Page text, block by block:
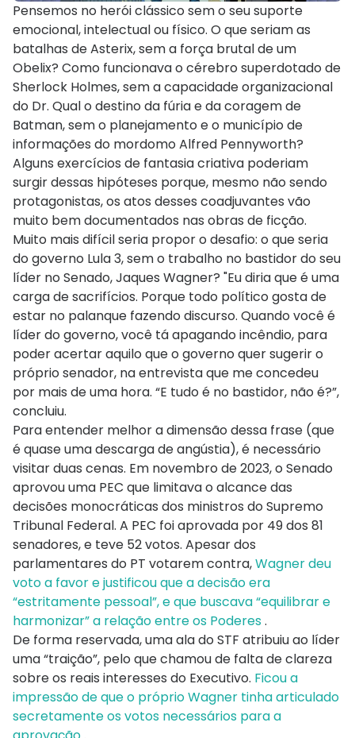
Pensemos no herói clássico sem o seu suporte
emocional, intelectual ou físico. O que seriam as
batalhas de Asterix, sem a força brutal de um
Obelix? Como funcionava o cérebro superdotado de
Sherlock Holmes, sem a capacidade organizacional
do Dr. Qual o destino da fúria e da coragem de
Batman, sem o planejamento e o município de
informações do mordomo Alfred Pennyworth?
Alguns exercícios de fantasia criativa poderiam
surgir dessas hipóteses porque, mesmo não sendo
protagonistas, os atos desses coadjuvantes vão
muito bem documentados nas obras de ficção.
Muito mais difícil seria propor o desafio: o que seria
do governo Lula 3, sem o trabalho no bastidor do seu
líder no Senado, Jaques Wagner? "Eu diria que é uma
carga de sacrifícios. Porque todo político gosta de
estar no palanque fazendo discurso. Quando você é
líder do governo, você tá apagando incêndio, para
poder acertar aquilo que o governo quer sugerir o
próprio senador, na entrevista que me concedeu
por mais de uma hora. “E tudo é no bastidor, não é?”,
concluiu.
Para entender melhor a dimensão dessa frase (que
é quase uma descarga de angústia), é necessário
visitar duas cenas. Em novembro de 2023, o Senado
aprovou uma PEC que limitava o alcance das
decisões monocráticas dos ministros do Supremo
Tribunal Federal. A PEC foi aprovada por 49 dos 81
senadores, e teve 52 votos. Apesar dos
parlamentares do PT votarem contra,Wagner deu
voto a favor e justificou que a decisão era
“estritamente pessoal”, e que buscava “equilibrar e
harmonizar” a relação entre os Poderes.
De forma reservada, uma ala do STF atribuiu ao líder
uma “traição”, pelo que chamou de falta de clareza
sobre os reais interesses do Executivo. Ficou a
impressão de que o próprio Wagner tinha articulado
secretamente os votos necessários para a